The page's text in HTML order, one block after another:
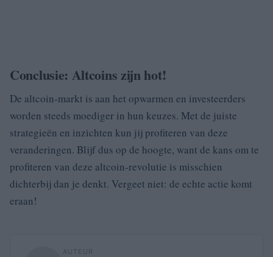
Conclusie: Altcoins zijn hot!
De altcoin-markt is aan het opwarmen en investeerders
worden steeds moediger in hun keuzes. Met de juiste
strategieën en inzichten kun jij profiteren van deze
veranderingen. Blijf dus op de hoogte, want de kans om te
profiteren van deze altcoin-revolutie is misschien
dichterbij dan je denkt. Vergeet niet: de echte actie komt
eraan!
AUTEUR